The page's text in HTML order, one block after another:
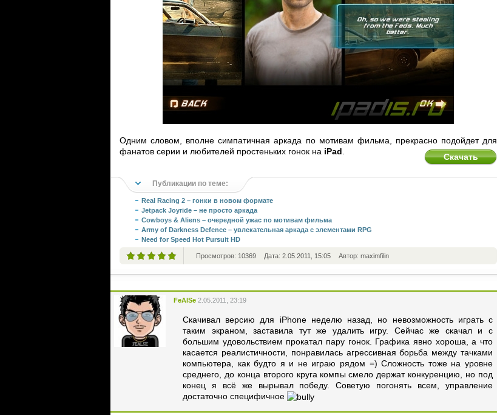
Одним словом, вполне симпатичная аркада по мотивам фильма, прекрасно подойдет для
фанатов серии и любителей простеньких гонок на iPad
Скачать
Публикации по теме:
Real Racing 2 – гонки в новом формате
Jetpack Joyride – не просто аркада
Cowboys & Aliens – очередной ужас по мотивам фильма
Army of Darkness Defence – увлекательная аркада с элементами RPG
Need for Speed Hot Pursuit HD
Просмотров: 10369 Дата: 2.05.2011, 15:05 Автор: maximfilin
FeAlSe 2.05.2011, 23:19
Скачивал версию для iPhone неделю назад, но невозможность играть с
таким экраном, заставила тут же удалить игру. Сейчас же скачал и с
большим удовольствием прокатал пару гонок. Графика явно хороша, а что
касается реалистичности, понравилась агрессивная борьба между тачками
компьютера, как будто я и не играю рядом =) Сложность тоже на уровне
среднего, до конца второго круга компы смело держат конкуренцию, но под
конец я всё же вырывал победу. Советую погонять всем, управление
достаточно специфичное